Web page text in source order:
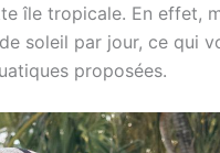
île tropicale. En effet,
de soleil par jour, ce
proposées.